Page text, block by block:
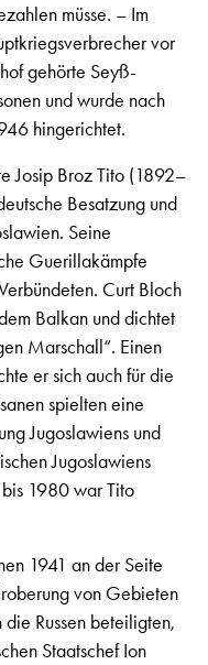
müsse. – Im
vor
gehörte Seyß-
und wurde nach
hingerichtet.
Josip Broz Tito (1892–
Besatzung und
Seine
Guerillakämpfe
Curt Bloch
Balkan und dichtet
Marschall“. Einen
er sich auch für die
spielten eine
Jugoslawiens und
Jugoslawiens
1980 war Tito
1941 an der Seite
von Gebieten
Russen beteiligten,
Staatschef Ion